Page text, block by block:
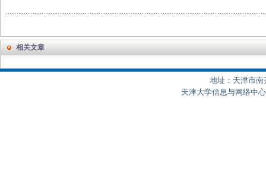
相关文章
地址：天津市南
天津大学信息与网络中